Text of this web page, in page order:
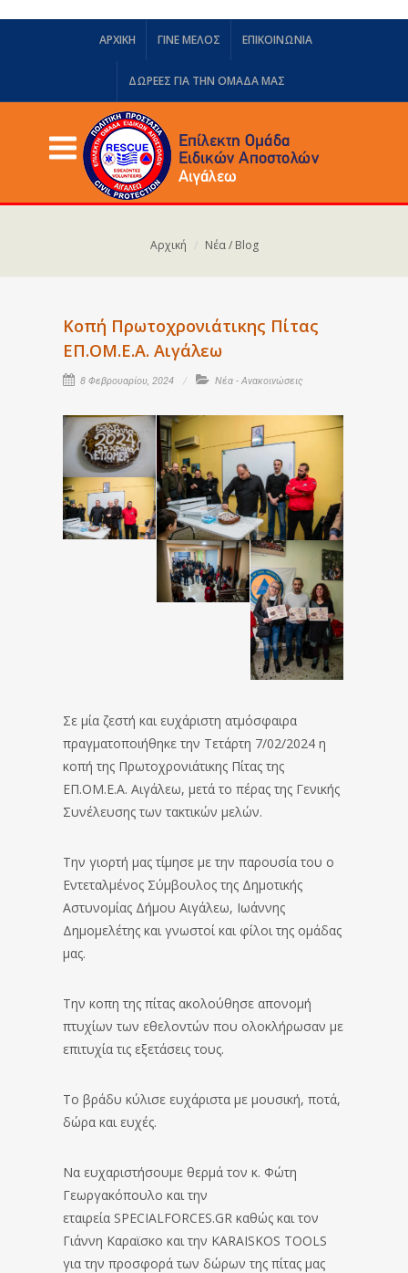
ΑΡΧΙΚΗ ΓΙΝΕ ΜΕΛΟΣ ΕΠΙΚΟΙΝΩΝΙΑ
ΔΩΡΕΈΣ ΓΙΑ ΤΗΝ ΟΜΆΔΑ ΜΑΣ
Αρχική Νέα / Blog
Κοπή Πρωτοχρονιάτικης Πίτας
ΕΠ.ΟΜ.Ε.Α. Αιγάλεω
8 Φεβρουαρίου, 2024 Νέα - Ανακοινώσεις
Σε μία ζεστή και ευχάριστη ατμόσφαιρα
πραγματοποιήθηκε την Τετάρτη 7/02/2024 η
κοπή της Πρωτοχρονιάτικης Πίτας της
ΕΠ.ΟΜ.Ε.Α. Αιγάλεω, μετά το πέρας της Γενικής
Συνέλευσης των τακτικών μελών.
Την γιορτή μας τίμησε με την παρουσία του ο
Εντεταλμένος Σύμβουλος της Δημοτικής
Αστυνομίας Δήμου Αιγάλεω, Ιωάννης
Δημομελέτης και γνωστοί και φίλοι της ομάδας
μας.
Την κοπη της πίτας ακολούθησε απονομή
πτυχίων των εθελοντών που ολοκλήρωσαν με
επιτυχία τις εξετάσεις τους.
Το βράδυ κύλισε ευχάριστα με μουσική, ποτά,
δώρα και ευχές.
Να ευχαριστήσουμε θερμά τον κ. Φώτη
Γεωργακόπουλο και την
εταιρεία SPECIALFORCES.GR καθώς και τον
Γιάννη Καραϊσκο και την KARAISKOS TOOLS
για την προσφορά των δώρων της πίτας μας